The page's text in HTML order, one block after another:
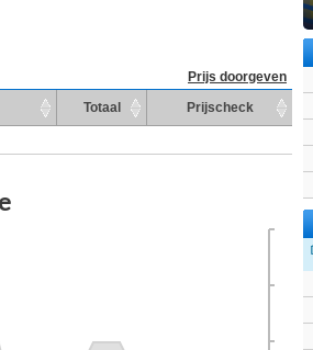
Prijs doorgeven
Totaal Prijscheck